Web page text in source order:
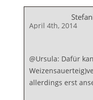
April 4th, 2014
@Ursula: Dafür
allerdings erst